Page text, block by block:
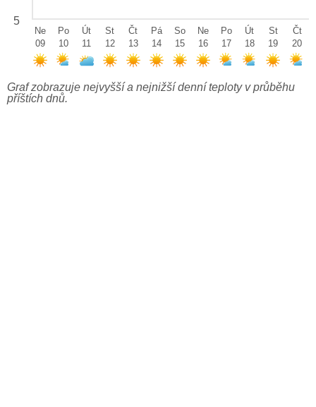
5
Ne
09
Po
10
Út
11
St
12
Čt
13
Pá
14
So
15
Ne
16
Po
17
Út
18
St
19
Čt
20
Graf zobrazuje nejvyšší a nejnižší denní teploty v průběhu
příštích dnů.